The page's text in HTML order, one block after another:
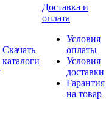
Скачать
каталоги
Доставка и
оплата
Условия
оплаты
Условия
доставки
Гарантия
на товар